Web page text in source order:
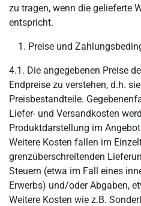
zu tragen, wenn die gelieferte
entspricht.
Preise und
4.1. Die angegebenen Preise
Endpreise zu verstehen, d.h.
Preisbestandteile.
Liefer- und Versandkosten
Produktdarstellung im
Weitere Kosten fallen im
grenzüberschreitenden
Steuern (etwa im Fall eines
Erwerbs) und/oder Abgaben,
Weitere Kosten wie z.B.